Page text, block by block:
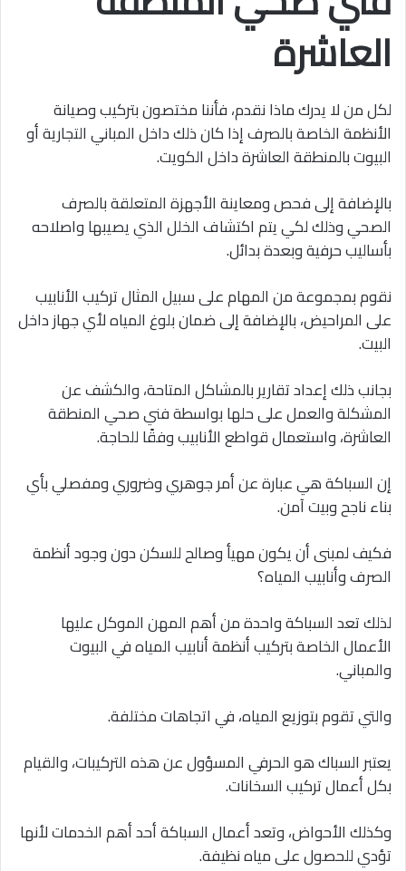
العاشرة
لكل من لا يدرك ماذا نقدم، فأننا مختصون بتركيب وصيانة
الأنظمة الخاصة بالصرف إذا كان ذلك داخل المباني التجارية أو
البيوت بالمنطقة العاشرة داخل الكويت.
بالإضافة إلى فحص ومعاينة الأجهزة المتعلقة بالصرف
الصحي وذلك لكي يتم اكتشاف الخلل الذي يصيبها واصلاحه
بأساليب حرفية وبعدة بدائل.
نقوم بمجموعة من المهام على سبيل المثال تركيب الأنابيب
على المراحيض، بالإضافة إلى ضمان بلوغ المياه لأي جهاز داخل
البيت.
بجانب ذلك إعداد تقارير بالمشاكل المتاحة، والكشف عن
المشكلة والعمل على حلها بواسطة فني صحي المنطقة
العاشرة، واستعمال قواطع الأنابيب وفقًا للحاجة.
إن السباكة هي عبارة عن أمر جوهري وضروري ومفصلي بأي
بناء ناجح وبيت آمن.
فكيف لمبنى أن يكون مهيأ وصالح للسكن دون وجود أنظمة
الصرف وأنابيب المياه؟
لذلك تعد السباكة واحدة من أهم المهن الموكل عليها
الأعمال الخاصة بتركيب أنظمة أنابيب المياه في البيوت
والمباني.
والتي تقوم بتوزيع المياه، في اتجاهات مختلفة.
يعتبر السباك هو الحرفي المسؤول عن هذه التركيبات، والقيام
بكل أعمال تركيب السخانات.
وكذلك الأحواض، وتعد أعمال السباكة أحد أهم الخدمات لأنها
تؤدي للحصول على مياه نظيفة.